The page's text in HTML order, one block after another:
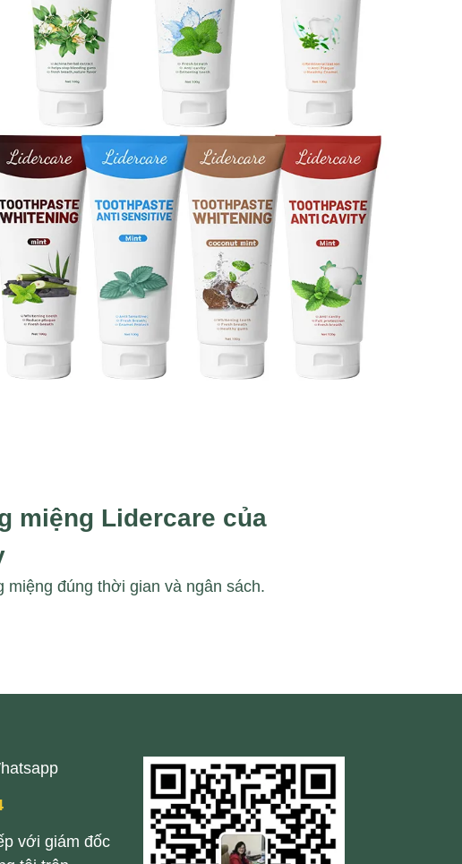
miệng Lidercare của
miệng đúng thời gian và ngân sách.
với giám đốc